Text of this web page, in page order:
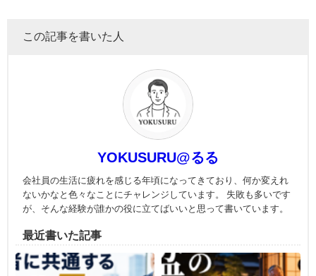
この記事を書いた人
YOKUSURU@るる
会社員の生活に疲れを感じる年頃になってきており、何か変えれ
ないかなと色々なことにチャレンジしています。 失敗も多いです
が、そんな経験が誰かの役に立てばいいと思って書いています。
最近書いた記事